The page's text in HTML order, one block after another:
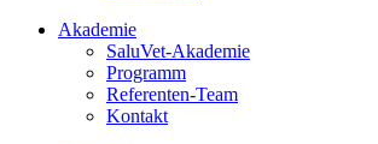
Akademie
SaluVet-Akademie
Programm
Referenten-Team
Kontakt